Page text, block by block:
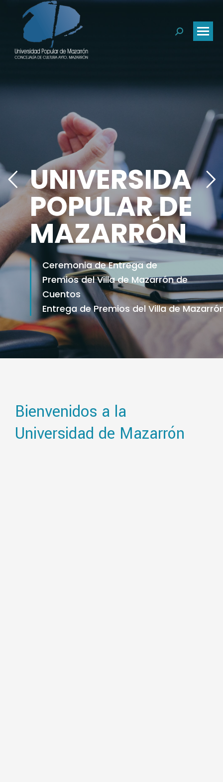
Buscar:
UNIVERSIDAD
POPULAR DE
MAZARRÓN
Ceremonia de Entrega de
Premios del Villa de Mazarrón de
Cuentos
Entrega de Premios del Villa de
Bienvenidos a la
Universidad de Mazarrón